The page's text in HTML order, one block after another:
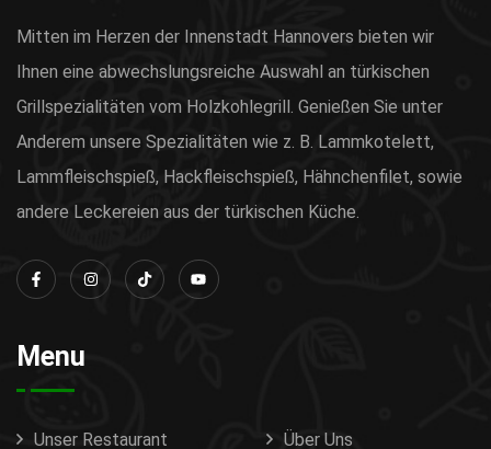
Mitten im Herzen der Innenstadt Hannovers bieten wir
Ihnen eine abwechslungsreiche Auswahl an türkischen
Grillspezialitäten vom Holzkohlegrill. Genießen Sie unter
Anderem unsere Spezialitäten wie z. B. Lammkotelett,
Lammfleischspieß, Hackfleischspieß, Hähnchenfilet, sowie
andere Leckereien aus der türkischen Küche.
Menu
Unser Restaurant Über Uns